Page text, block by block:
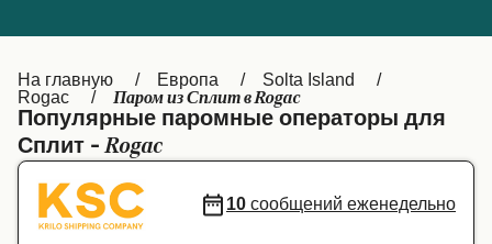
Italia Canada (FR)
Canada België (NL)
Ελλάδα Belgique (FR)
Polska Deutschland
На главную Европа
Solta Island
Rogac
Паром из Сплит в Rogac
Популярные паромные операторы для
Сплит -Rogac
10 сообщений еженедельно